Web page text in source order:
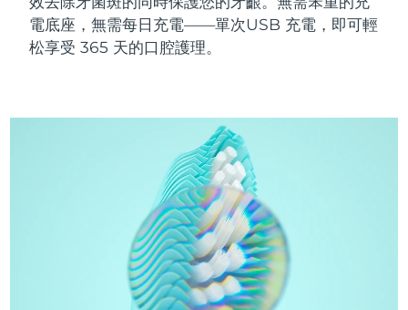
電底座，無需每日充電——單次USB 充電，即可輕
松享受 365 天的口腔護理。
Massage, LED heating
LUNA™ 4 mini
For young skin, T-zone
LUNA™ 4 go
For travel or gym bag
Microcurrent toning on-the-go
面部提拉護理
Premium anti-aging skincare
BEAR™ 設備
All premium facelift devices
UFO™ 3 套裝
Deep facial hydration
Near-infrared and red light therapy
UFO™ 3 mini
Red light therapy device for young skin
UFO™ 3 go
issa™ 4
Hybrid silicone sonic toothbrush
Smart hybrid silicone sonic toothbrush
issa™ 4 smile
Hybrid silicone sonic toothbrush
issa™ 4 baby
FAQ™ 抗老護理
FAQ™ 101
Clinical anti-aging
FAQ™ 102
Advanced clinical anti-aging
LED 護理
FAQ™ 201
LED mask
FAQ™ 202
LED mask
FAQ™ 301
肌膚年輕化
NEW
FAQ™ 501
汶萊 預計送達日期15/08/2026
保加利亞
預計送達日期
預計送達日期
預計送達日期
預計送達日期
預計送達日期